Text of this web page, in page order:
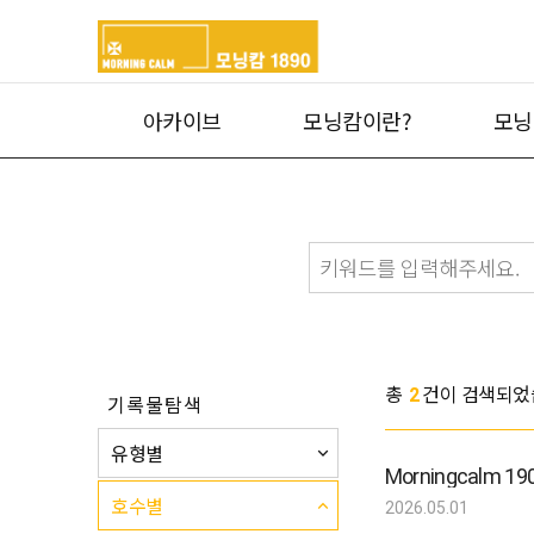
아카이브 모닝캄이란? 모
기록물탐색
유형별
호수별
총 2건이 검색되
Morningcalm
2026.05.01